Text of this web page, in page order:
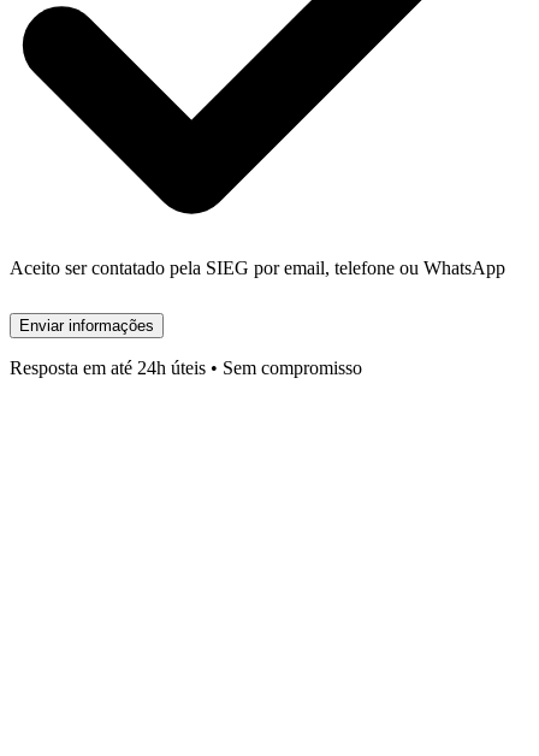
Aceito ser contatado pela SIEG por email, telefone ou WhatsApp
Enviar informações
Resposta em até 24h úteis • Sem compromisso